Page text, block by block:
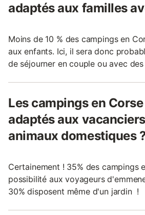
adaptés aux familles
Moins de 10 % des campings en
aux enfants. Ici, il sera donc
de séjourner en couple ou avec des
Les campings en
adaptés aux
animaux domestiques
Certainement ! 35% des campings
possibilité aux voyageurs
30% disposent même d'un jardin !